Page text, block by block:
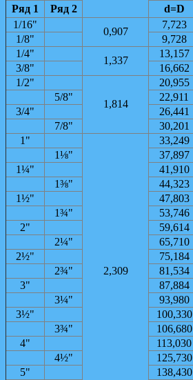
Ряд 1 Ряд 2 d=D
1/16"
0,907
7,723
1/8"
9,728
1/4"
1,337
13,157
3/8"
16,662
1/2"
1,814
20,955
5/8"
22,911
3/4"
26,441
7/8"
30,201
1"
2,309
33,249
1⅛"
37,897
1¼"
41,910
1⅜"
44,323
1½"
47,803
1¾"
53,746
2"
59,614
2¼"
65,710
2½"
75,184
2¾"
81,534
3"
87,884
3¼"
93,980
3½"
100,330
3¾"
106,680
4"
113,030
4½"
125,730
5"
138,430